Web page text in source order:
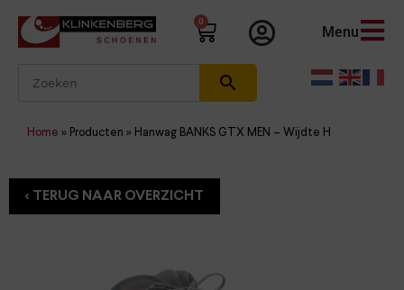
0
Menu
Home » Producten » Hanwag BANKS GTX MEN – Wijdte H